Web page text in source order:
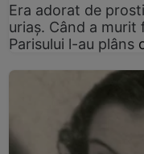
Era adorat de
uriaș. Când a
Parisului l-au plâns